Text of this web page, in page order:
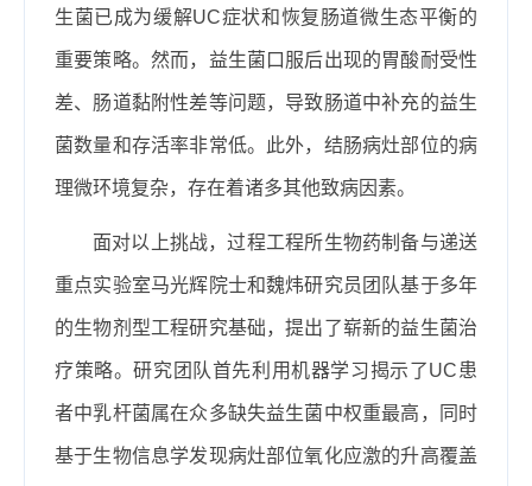
生菌已成为缓解UC症状和恢复肠道微生态平衡的
重要策略。然而，益生菌口服后出现的胃酸耐受性
差、肠道黏附性差等问题，导致肠道中补充的益生
菌数量和存活率非常低。此外，结肠病灶部位的病
理微环境复杂，存在着诸多其他致病因素。
面对以上挑战，过程工程所生物药制备与递送
重点实验室马光辉院士和魏炜研究员团队基于多年
的生物剂型工程研究基础，提出了崭新的益生菌治
疗策略。研究团队首先利用机器学习揭示了UC 患
者中乳杆菌属在众多缺失益生菌中权重最高，同时
基于生物信息学发现病灶部位氧化应激的升高覆盖